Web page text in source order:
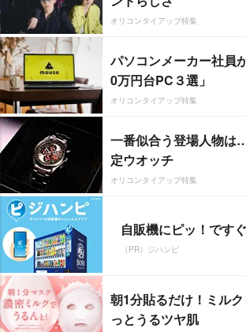
オリコンタイアップ特集
パソコンメーカー社員
0万円台PC３選」
オリコンタイアップ特集
一番似合う登場人物は
定ウオッチ
オリコンタイアップ特集
自販機にピッ！です
（PR）ジハンピ
朝1分貼るだけ！ミル
っとうるツヤ肌